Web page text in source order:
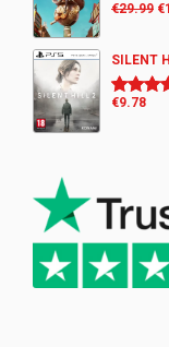
€29.99 €
SILENT
Valutato
€9.78